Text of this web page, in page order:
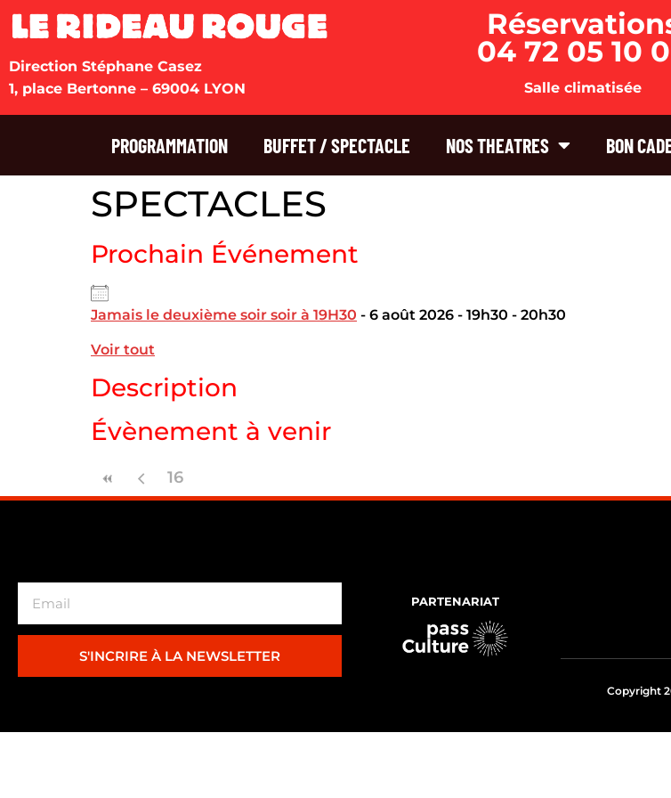
Direction Stéphane Casez
1, place Bertonne – 69004 LYON
04 72 05 10
Salle climatisée
PROGRAMMATION BUFFET / SPECTACLE NOS THEATRES BON
SPECTACLES
Prochain Événement
Jamais le deuxième soir soir à 19H30 - 6 août 2026 - 19h30 - 20h30
Voir tout
Description
Évènement à venir
16
S'INCRIRE À LA NEWSLETTER
PARTENARIAT
Copyright